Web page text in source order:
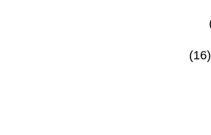
(16)